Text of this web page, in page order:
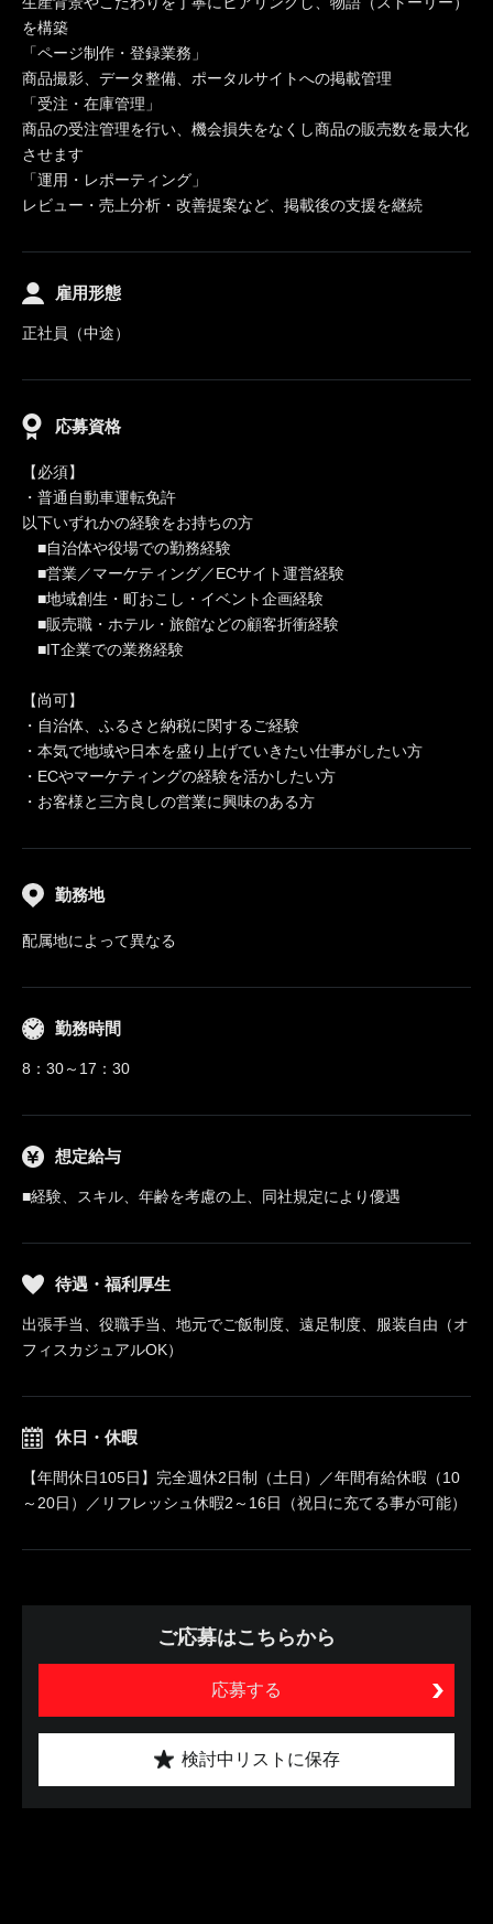
を構築
「ページ制作・登録業務」
商品撮影、データ整備、ポータルサイトへの掲載管理
「受注・在庫管理」
商品の受注管理を行い、機会損失をなくし商品の販売数を最大化
させます
「運用・レポーティング」
レビュー・売上分析・改善提案など、掲載後の支援を継続
雇用形態
正社員（中途）
応募資格
【必須】
・普通自動車運転免許
以下いずれかの経験をお持ちの方
■自治体や役場での勤務経験
■営業／マーケティング／ECサイト運営経験
■地域創生・町おこし・イベント企画経験
■販売職・ホテル・旅館などの顧客折衝経験
■IT企業での業務経験
【尚可】
・自治体、ふるさと納税に関するご経験
・本気で地域や日本を盛り上げていきたい仕事がしたい方
・ECやマーケティングの経験を活かしたい方
・お客様と三方良しの営業に興味のある方
勤務地
配属地によって異なる
勤務時間
8：30～17：30
想定給与
■経験、スキル、年齢を考慮の上、同社規定により優遇
待遇・福利厚生
出張手当、役職手当、地元でご飯制度、遠足制度、服装自由（オ
フィスカジュアルOK）
休日・休暇
【年間休日105日】完全週休2日制（土日）／年間有給休暇（10
～20日）／リフレッシュ休暇2～16日（祝日に充てる事が可能）
ご応募はこちらから
応募する
検討中リストに保存